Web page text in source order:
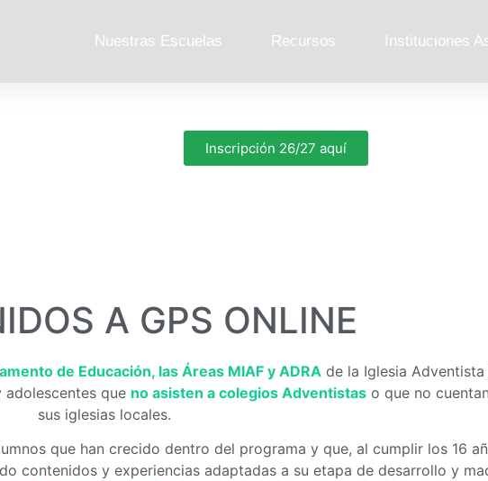
Nuestras Escuelas Recursos Instituciones
Inscripción 26/27 aquí
A GPS ONLINE
de Educación, las Áreas MIAF y ADRAde la Iglesia Adventista
adolescentes que no asisten a colegios Adventistaso que no
sus iglesias locales.
que han crecido dentro del programa y que, al cumplir los 16
contenidos y experiencias adaptadas a su etapa de desarrollo y